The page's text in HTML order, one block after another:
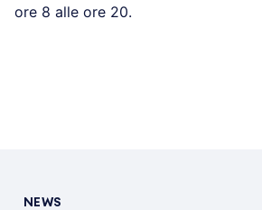
ore 8 alle ore 20.
NEWS